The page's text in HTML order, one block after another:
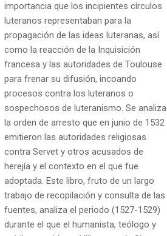
importancia que los incipientes círculos
luteranos representaban para la
propagación de las ideas luteranas, así
como la reacción de la Inquisición
francesa y las autoridades de Toulouse
para frenar su difusión, incoando
procesos contra los luteranos o
sospechosos de luteranismo. Se analiza
la orden de arresto que en junio de 1532
emitieron las autoridades religiosas
contra Servet y otros acusados de
herejía y el contexto en el que fue
adoptada. Este libro, fruto de un largo
trabajo de recopilación y consulta de las
fuentes, analiza el periodo (1527-1529)
durante el que el humanista, teólogo y